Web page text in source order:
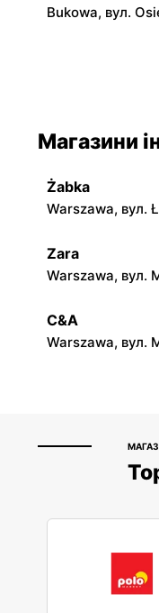
Bukowa, вул.
Jadachy, вул.
moje sklepy
Górki, вул. Górki
moje sklepy
Hyżne, вул.
Магазини
Żabka
Warszawa, вул.
Zara
Warszawa, вул.
C&A
Warszawa, вул.